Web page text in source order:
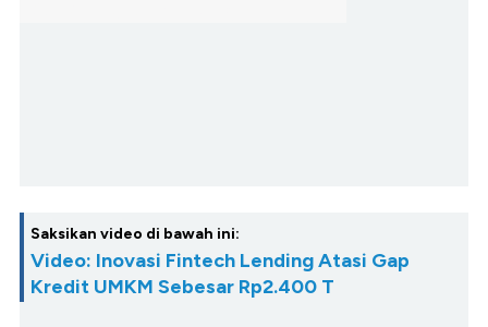
Saksikan video di bawah ini:
Video: Inovasi Fintech Lending Atasi Gap
Kredit UMKM Sebesar Rp2.400 T